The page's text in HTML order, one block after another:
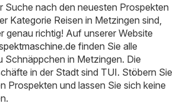
Suche nach den neuesten Prospekten
Kategorie Reisen in Metzingen sind,
genau richtig! Auf unserer Website
finden Sie alle
Schnäppchen in Metzingen. Die
in der Stadt sind TUI. Stöbern Sie
Prospekten und lassen Sie sich keine